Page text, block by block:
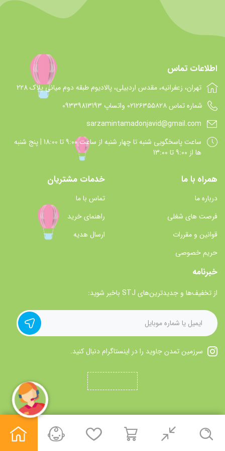
اطلاعات تماس
تهران، زعفرانیه، مقدس اردبیلی، پالادیوم طبقه دوم میانی پلاک 228
شماره تماس 021۲۶۳۵۵۸۲۸ واتساپ 09339813193
sarzamintamadonjavid@gmail.com
ساعت پاسخگويي شنبه تا چهار شنبه از ساعت 9:00 تا 18:00 | پنج شنبه
ها از 9:00 تا 13:00
همراه با ما
درباره ما
فرصت های شغلی
قوانین و مقررات
حریم خصوصی
خدمات مشتریان
تماس با ما
راهنمای خرید
ارسال هدیه
خبرنامه
از تخفیف‌ها و جدیدترین‌های STJ باخبر شوید:
سرزمین تمدن جاوید را در اینستاگرام دنبال کنید.